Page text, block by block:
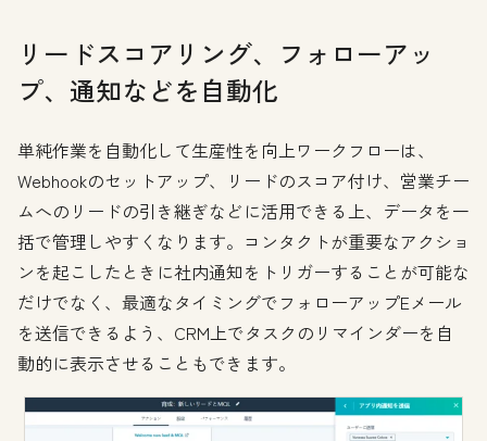
リードスコアリング、フォローアッ
プ、通知などを自動化
単純作業を自動化して生産性を向上ワークフローは、
Webhookのセットアップ、リードのスコア付け、営業チー
ムへのリードの引き継ぎなどに活用できる上、データを一
括で管理しやすくなります。コンタクトが重要なアクショ
ンを起こしたときに社内通知をトリガーすることが可能な
だけでなく、最適なタイミングでフォローアップEメール
を送信できるよう、CRM上でタスクのリマインダーを自
動的に表示させることもできます。